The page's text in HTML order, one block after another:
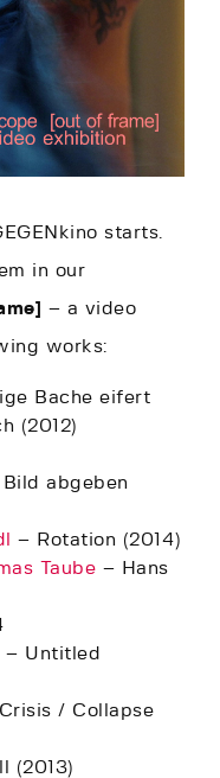
starts.
in our
– a video
works:
Bache eifert
(2012)
abgeben
– Rotation (2014)
Taube – Hans
– Untitled
/ Collapse
(2013)